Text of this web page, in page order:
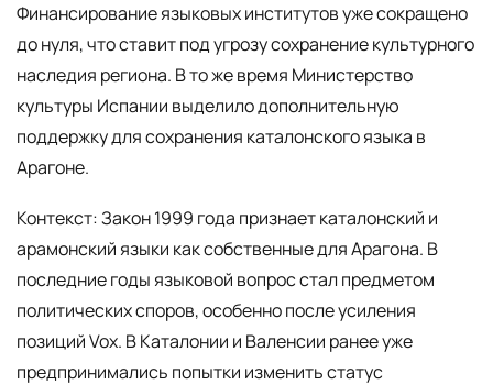
Финансирование языковых институтов уже сокращено
до нуля, что ставит под угрозу сохранение культурного
наследия региона. В то же время Министерство
культуры Испании выделило дополнительную
поддержку для сохранения каталонского языка в
Арагоне.
Контекст: Закон 1999 года признает каталонский и
арамонский языки как собственные для Арагона. В
последние годы языковой вопрос стал предметом
политических споров, особенно после усиления
позиций Vox. В Каталонии и Валенсии ранее уже
предпринимались попытки изменить статус